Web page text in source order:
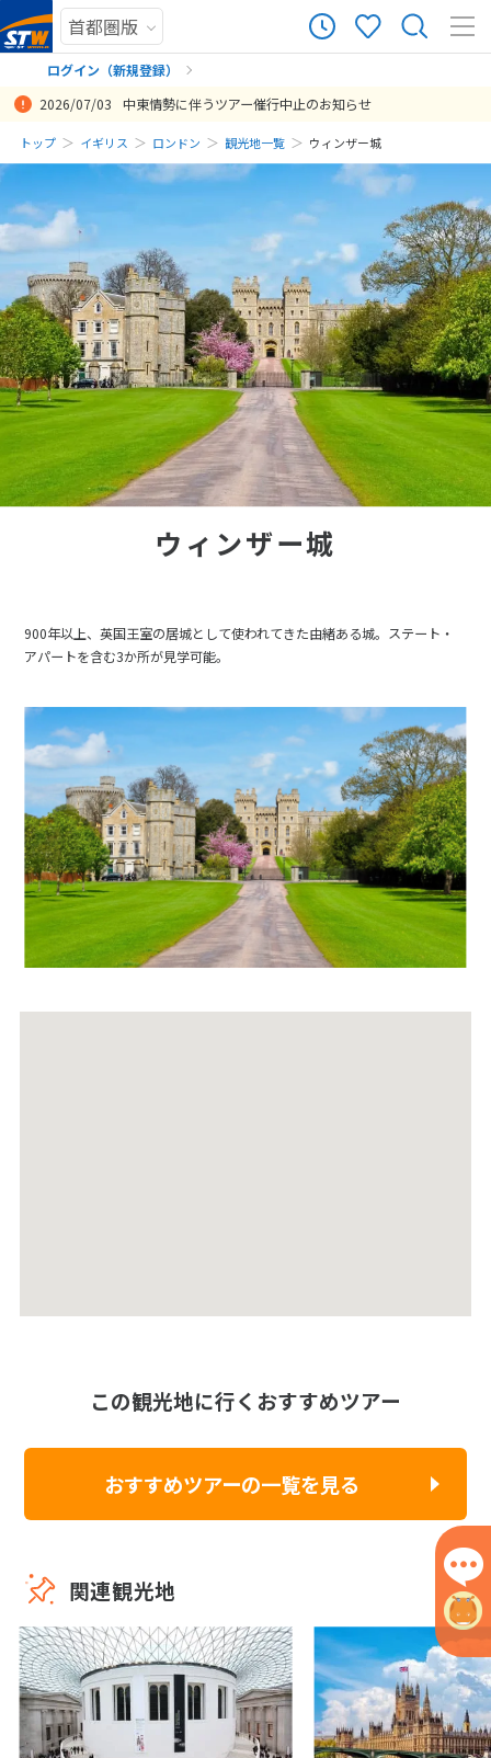
ログイン（新規登録）
まだ履歴がありません
まだ登録がありません
2026/07/03 中東情勢に伴うツアー催行中止のお知らせ
トップ イギリス ロンドン 観光地一覧 ウィンザー城
ウィンザー城
900年以上、英国王室の居城として使われてきた由緒ある城。ステート・
アパートを含む3か所が見学可能。
この観光地に行くおすすめツアー
おすすめツアーの一覧を見る
関連観光地